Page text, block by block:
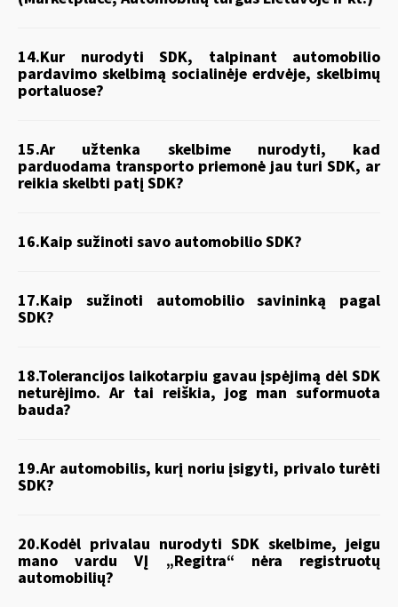
14.Kur nurodyti SDK, talpinant automobilio
pardavimo skelbimą socialinėje erdvėje, skelbimų
portaluose?
15.Ar užtenka skelbime nurodyti, kad
parduodama transporto priemonė jau turi SDK, ar
reikia skelbti patį SDK?
16.Kaip sužinoti savo automobilio SDK?
17.Kaip sužinoti automobilio savininką pagal
SDK?
18.Tolerancijos laikotarpiu gavau įspėjimą dėl SDK
neturėjimo. Ar tai reiškia, jog man suformuota
bauda?
19.Ar automobilis, kurį noriu įsigyti, privalo turėti
SDK?
20.Kodėl privalau nurodyti SDK skelbime, jeigu
mano vardu VĮ „Regitra“ nėra registruotų
automobilių?